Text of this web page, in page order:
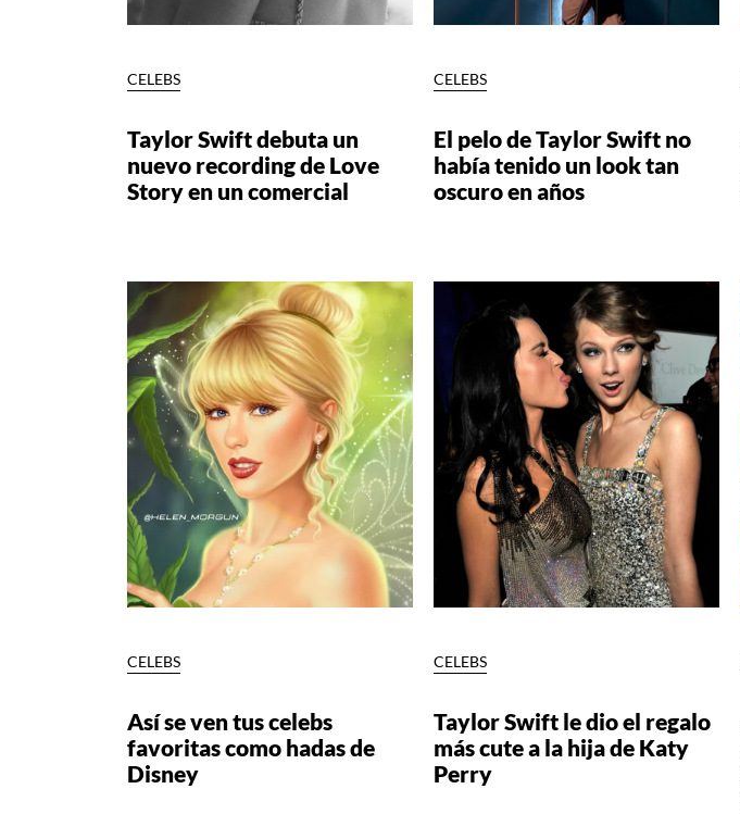
CELEBS
Taylor Swift debuta un
nuevo recording de Love
Story en un comercial
CELEBS
El pelo de Taylor Swift no
había tenido un look tan
oscuro en años
CELEBS
Así se ven tus celebs
favoritas como hadas de
Disney
CELEBS
Taylor Swift le dio el regalo
más cute a la hija de Katy
Perry